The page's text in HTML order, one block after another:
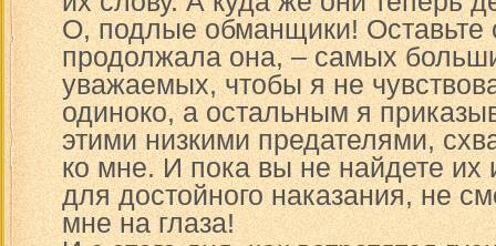
О, подлые обманщики! Оставьте
продолжала она, – самых
уважаемых, чтобы я не
одиноко, а остальным я
этими низкими предателями,
ко мне. И пока вы не найдете их
для достойного наказания, не
мне на глаза!